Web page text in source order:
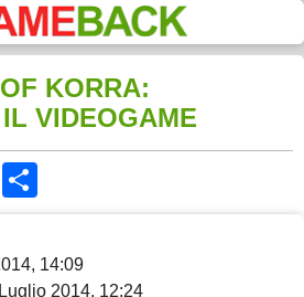
KORRA:
VIDEOGAME
WhatsApp
14:09
2014, 12:24